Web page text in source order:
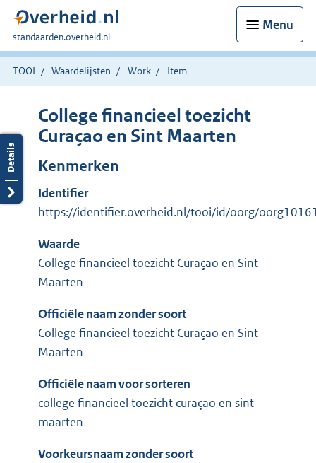
Menu
U
bent
hier:
standaarden.overheid.nl
TOOI Waardelijsten Work Item
College financieel toezicht
Curaçao en Sint Maarten
Kenmerken
Identifier
https://identifier.overheid.nl/tooi/id/oorg/
Waarde
College financieel toezicht Curaçao en Sint
Maarten
Officiële naam zonder soort
College financieel toezicht Curaçao en Sint
Maarten
Officiële naam voor sorteren
college financieel toezicht curaçao en sint
maarten
Voorkeursnaam zonder soort